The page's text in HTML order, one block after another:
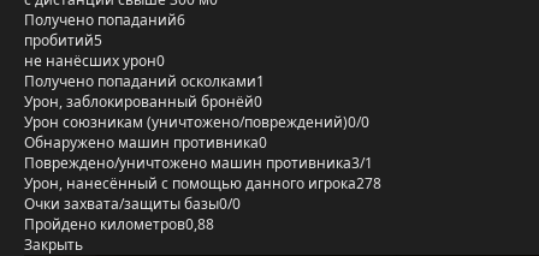
Получено попаданий6
пробитий5
не нанёсших урон0
Получено попаданий осколками1
Урон, заблокированный бронёй0
Урон союзникам (уничтожено/повреждений)0/0
Обнаружено машин противника0
Повреждено/уничтожено машин противника3/1
Урон, нанесённый с помощью данного игрока278
Очки захвата/защиты базы0/0
Пройдено километров0,88
Закрыть